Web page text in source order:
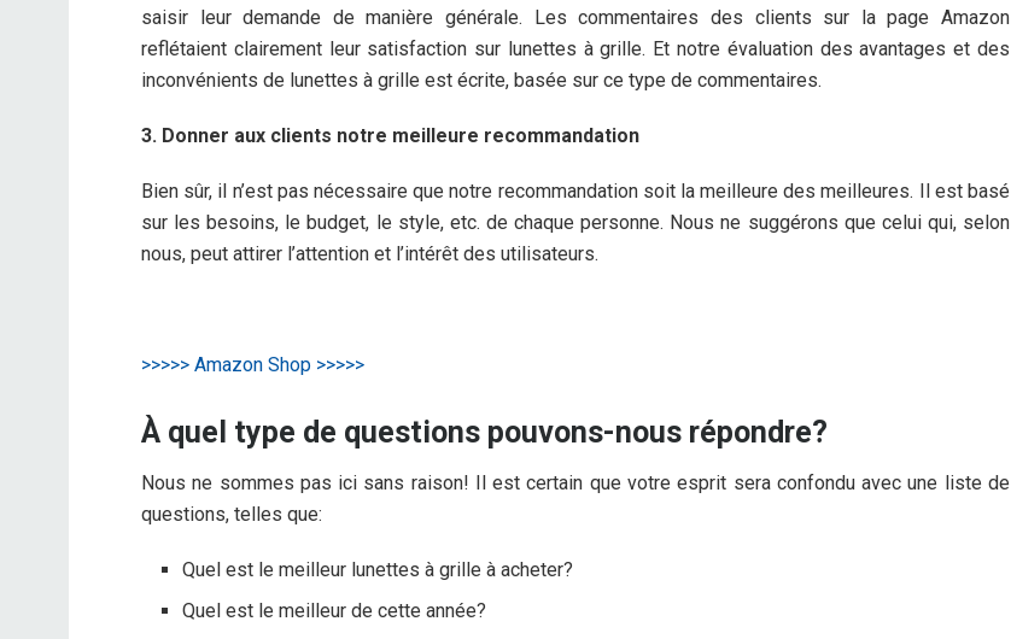
saisir leur demande de manière générale. Les commentaires des clients sur la page Amazon
reflétaient clairement leur satisfaction sur lunettes à grille. Et notre évaluation des avantages et des
inconvénients de lunettes à grille est écrite, basée sur ce type de commentaires.
3. Donner aux clients notre meilleure recommandation
Bien sûr, il n’est pas nécessaire que notre recommandation soit la meilleure des meilleures. Il est basé
sur les besoins, le budget, le style, etc. de chaque personne. Nous ne suggérons que celui qui, selon
nous, peut attirer l’attention et l’intérêt des utilisateurs.
>>>>> Amazon Shop >>>>>
À quel type de questions pouvons-nous répondre?
Nous ne sommes pas ici sans raison! Il est certain que votre esprit sera confondu avec une liste de
questions, telles que:
Quel est le meilleur lunettes à grille à acheter?
Quel est le meilleur de cette année?